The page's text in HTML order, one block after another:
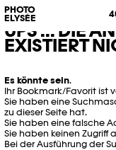
PHOTO
ELYSÉE
UPS ... DIE
EXISTIERT
Es könnte sein.
Ihr Bookmark/Favorit ist
Sie haben eine
zu dieser Seite hat.
Sie haben eine falsche
Sie haben keinen Zugriff
Bei der Ausführung der